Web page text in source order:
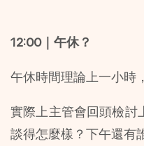
12:00｜午休？
午休時間理論上一小時
實際上主管會回頭檢討
談得怎麼樣？下午還有